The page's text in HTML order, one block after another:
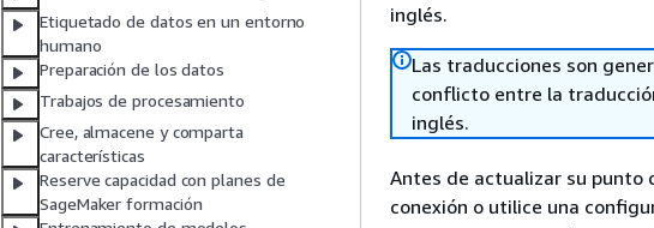
Etiquetado de datos en un entorno
humano
Preparación de los datos
Trabajos de procesamiento
Cree, almacene y comparta
características
Reserve capacidad con planes de
SageMaker formación
inglés.
Las traducciones son
conflicto entre la
inglés.
Antes de actualizar su punto
conexión o utilice una